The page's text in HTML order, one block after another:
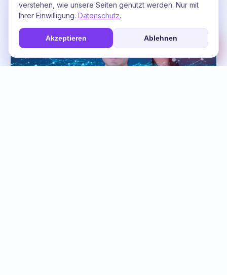
verstehen, wie unsere Seiten genutzt werden. Nur mit
Ihrer Einwilligung. Datenschutz.
Akzeptieren Ablehnen
☎